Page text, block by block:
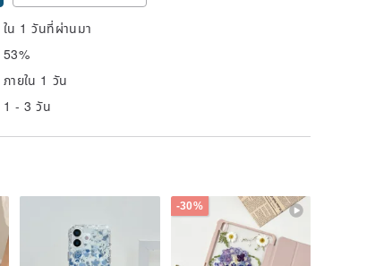
ใน 1 วันที่ผ่านมา
53%
ภายใน 1 วัน
1 - 3 วัน
-30%